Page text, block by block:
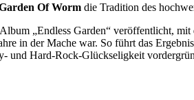
Of Worm die Tradition des
„Endless Garden“ veröffentlicht,
in der Mache war. So führt das
und Hard-Rock-Glückseligkeit